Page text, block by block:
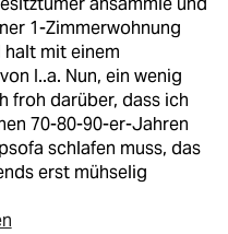
1-Zimmerwohnung
halt mit einem
I..a. Nun, ein wenig
froh darüber, dass ich
70-80-90-er-Jahren
schlafen muss, das
erst mühselig